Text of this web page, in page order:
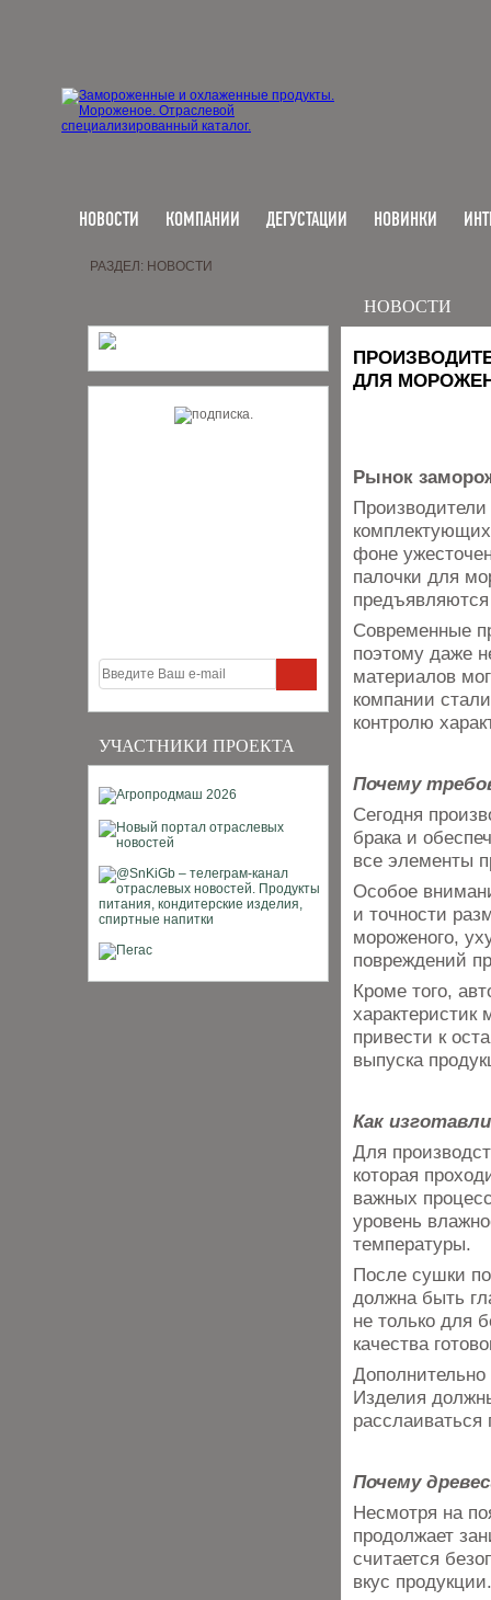
НОВОСТИ КОМПАНИИ ДЕГУСТАЦИИ НОВИНКИ
УЧАСТНИКИ ПРОЕКТА
РАЗДЕЛ: НОВОСТИ
НОВОСТИ
ДЛЯ
Рынок
фоне
палочки для
Современные
поэтому даже
материалов
компании
контролю
Почему
Сегодня
брака и
все элементы
Особое
и точности
мороженого,
повреждений
Кроме того,
привести к
выпуска
Как
Для
которая
важных
уровень
температуры.
После сушки
должна быть
не только для
качества
Дополнительно
Изделия
расслаиваться
Почему
Несмотря на
продолжает
считается
вкус продукции.